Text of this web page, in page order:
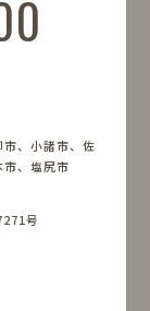
、小諸市、佐
、塩尻市
号